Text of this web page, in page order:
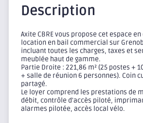
Description
Axite CBRE vous propose cet espace
location en bail commercial sur
incluant toutes les charges, taxes et
meublée haut de gamme.
Partie Droite : 221,86 m² (25 postes +
+ salle de réunion 6 personnes). Coin
partagé.
Le loyer comprend les prestations de
débit, contrôle d'accès piloté,
alarmes pilotée, accès local vélo.